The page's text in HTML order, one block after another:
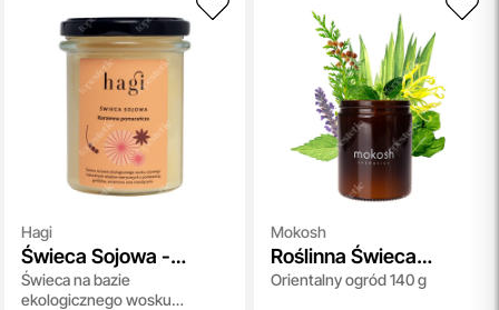
Hagi
Świeca Sojowa -
Korzenna Pomarańcza
Świeca na bazie
ekologicznego wosku
Mokosh
Roślinna Świeca
Sojowa
Orientalny ogród 140 g